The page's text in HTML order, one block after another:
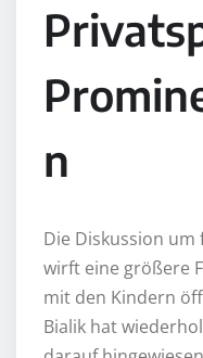
n
Die Diskussion
wirft eine größere
mit den Kindern
Bialik hat